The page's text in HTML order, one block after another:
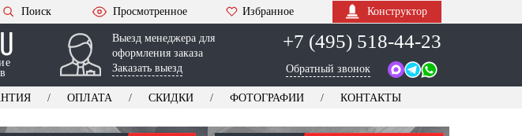
Поиск Просмотренное Избранное Конструктор
Выезд менеджера для
оформления заказа
Заказать выезд
+7 (495) 518-44-23
Обратный звонок
ОПЛАТА СКИДКИ ФОТОГРАФИИ КОНТАКТЫ